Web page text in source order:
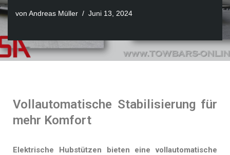
von Andreas Müller Juni 13, 2024
Vollautomatische Stabilisierung für
mehr Komfort
Elektrische Hubstützen bieten eine vollautomatische